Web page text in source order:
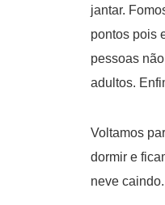
jantar.
pontos pois
pessoas
adultos.
Voltamos
dormir e
neve